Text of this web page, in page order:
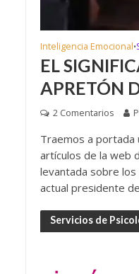
Inteligencia Emocional•
EL
APRETÓN
2 Comentarios
Traemos a portada
artículos de la web
levantada sobre
actual presidente
Servicios de